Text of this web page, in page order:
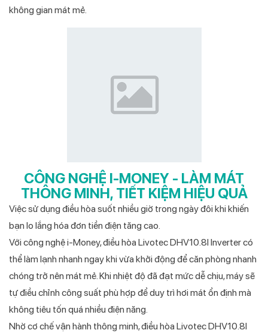
không gian mát mẻ.
CÔNG NGHỆ I-MONEY - LÀM MÁT
THÔNG MINH, TIẾT KIỆM HIỆU QUẢ
Việc sử dụng điều hòa suốt nhiều giờ trong ngày đôi khi khiến
bạn lo lắng hóa đơn tiền điện tăng cao.
Với công nghệ i-Money, điều hòa Livotec DHV10.8I Inverter có
thể làm lạnh nhanh ngay khi vừa khởi động để căn phòng nhanh
chóng trở nên mát mẻ. Khi nhiệt độ đã đạt mức dễ chịu, máy sẽ
tự điều chỉnh công suất phù hợp để duy trì hơi mát ổn định mà
không tiêu tốn quá nhiều điện năng.
Nhờ cơ chế vận hành thông minh, điều hòa Livotec DHV10.8I